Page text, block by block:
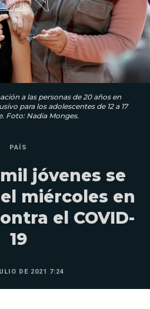
a las personas de 20 años en
para los adolescentes de 12 a 17
Foto: Nadia Monges.
PAÍS
jóvenes se
miércoles en
el COVID-
19
DE 2021 7:24